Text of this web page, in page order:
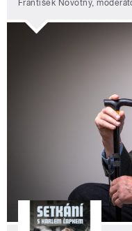
František Novotný,